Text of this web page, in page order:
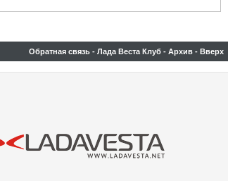
Обратная связь - Лада Веста Клуб - Архив - Вверх